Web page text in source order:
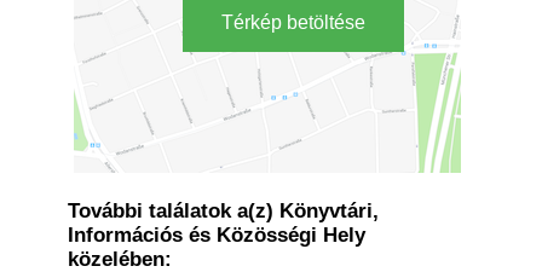
Térkép betöltése
További találatok a(z) Könyvtári,
Információs és Közösségi Hely
közelében: